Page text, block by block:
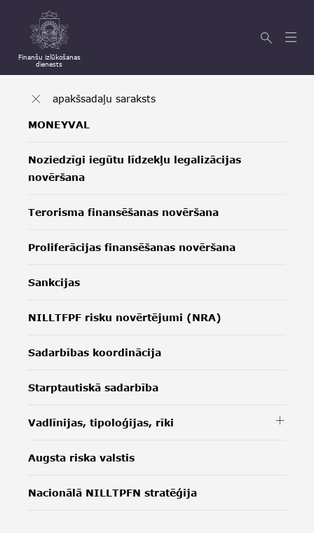
Finanšu izlūkošanas
dienests
apakšsadaļu saraksts
MONEYVAL
Noziedzīgi iegūtu līdzekļu legalizācijas
novēršana
Terorisma finansēšanas novēršana
Proliferācijas finansēšanas novēršana
Sankcijas
NILLTFPF risku novērtējumi (NRA)
Sadarbības koordinācija
Starptautiskā sadarbība
Vadlīnijas, tipoloģijas, rīki
Augsta riska valstis
Nacionālā NILLTPFN stratēģija